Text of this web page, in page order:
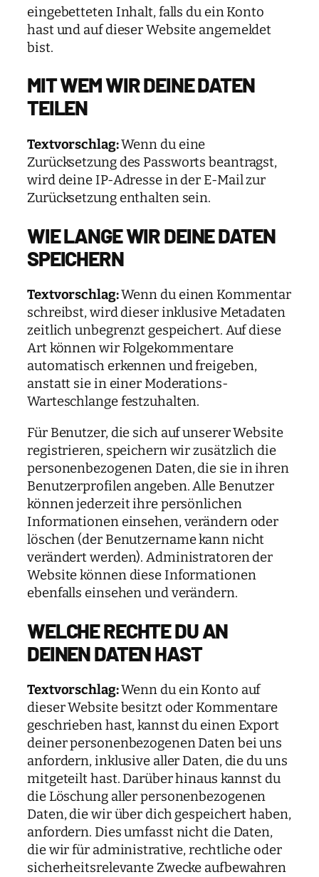
eingebetteten Inhalt, falls du ein Konto
hast und auf dieser Website angemeldet
bist.
MIT WEM WIR DEINE DATEN
TEILEN
Textvorschlag:Wenn du eine
Zurücksetzung des Passworts beantragst,
wird deine IP-Adresse in der E-Mail zur
Zurücksetzung enthalten sein.
WIE LANGE WIR DEINE DATEN
SPEICHERN
Textvorschlag:Wenn du einen Kommentar
schreibst, wird dieser inklusive Metadaten
zeitlich unbegrenzt gespeichert. Auf diese
Art können wir Folgekommentare
automatisch erkennen und freigeben,
anstatt sie in einer Moderations-
Warteschlange festzuhalten.
Für Benutzer, die sich auf unserer Website
registrieren, speichern wir zusätzlich die
personenbezogenen Daten, die sie in ihren
Benutzerprofilen angeben. Alle Benutzer
können jederzeit ihre persönlichen
Informationen einsehen, verändern oder
löschen (der Benutzername kann nicht
verändert werden). Administratoren der
Website können diese Informationen
ebenfalls einsehen und verändern.
WELCHE RECHTE DU AN
DEINEN DATEN HAST
Textvorschlag:Wenn du ein Konto auf
dieser Website besitzt oder Kommentare
geschrieben hast, kannst du einen Export
deiner personenbezogenen Daten bei uns
anfordern, inklusive aller Daten, die du uns
mitgeteilt hast. Darüber hinaus kannst du
die Löschung aller personenbezogenen
Daten, die wir über dich gespeichert haben,
anfordern. Dies umfasst nicht die Daten,
die wir für administrative, rechtliche oder
sicherheitsrelevante Zwecke aufbewahren